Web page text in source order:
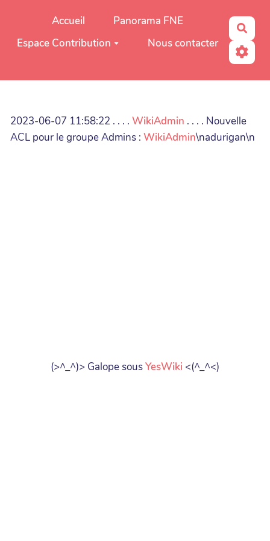
Aller au contenu principal
Accueil
Panorama FNE
Espace Contribution
Nous contacter
2023-06-07 11:58:22 . . . . WikiAdmin . . . . Nouvelle
ACL pour le groupe Admins : WikiAdmin\nadurigan\n
(>^_^)> Galope sousYesWiki <(^_^<)